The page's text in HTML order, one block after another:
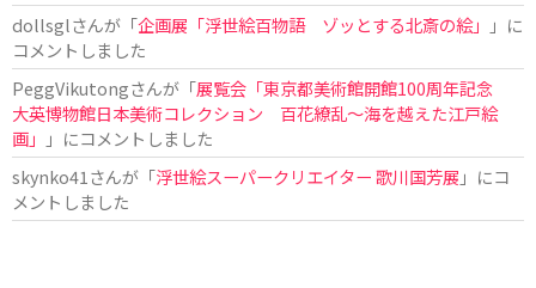
dollsglさんが「企画展「浮世絵百物語 ゾッとする北斎の絵」
」に
コメントしました
PeggVikutongさんが「展覧会「東京都美術館開館100周年記念
大英博物館日本美術コレクション 百花繚乱〜海を越えた江戸絵
画」
」にコメントしました
skynko41 さんが「浮世絵スーパークリエイター 歌川国芳展 」にコ
メントしました